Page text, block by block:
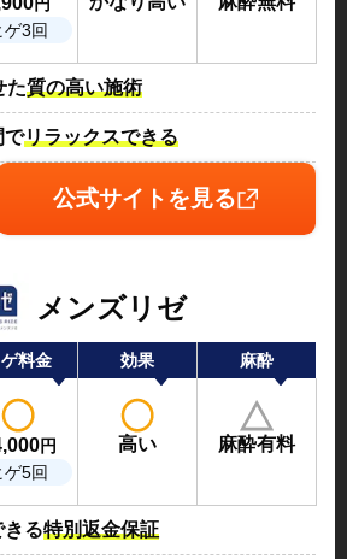
ゲ3回
た質の高い施術
でリラックスできる
公式サイトを見る
メンズリゼ
料金 効果 麻酔
円
ゲ5回
高い 麻酔有料
きる特別返金保証